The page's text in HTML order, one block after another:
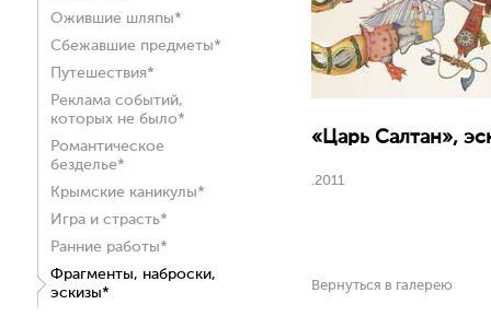
Ожившие шляпы*
Сбежавшие предметы*
Путешествия*
Реклама событий,
которых не было*
Романтическое
безделье*
Крымские каникулы*
Игра и страсть*
Ранние работы*
Фрагменты, наброски,
эскизы*
«Царь Салтан»,
.2011
Вернуться в галерею